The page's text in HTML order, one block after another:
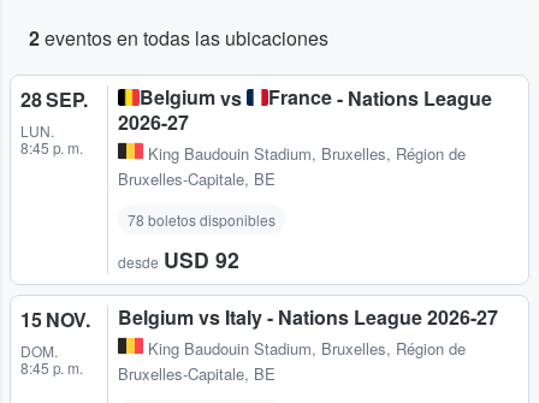
2eventos en todas las ubicaciones
28 SEP.
LUN.
8:45 p. m.
Belgiumvs France- Nations League
2026-27
King Baudouin Stadium, Bruxelles, Région de
Bruxelles-Capitale, BE
78 boletos disponibles
desde USD 92
15 NOV.
DOM.
8:45 p. m.
Belgium vs Italy - Nations League 2026-27
King Baudouin Stadium, Bruxelles, Région de
Bruxelles-Capitale, BE